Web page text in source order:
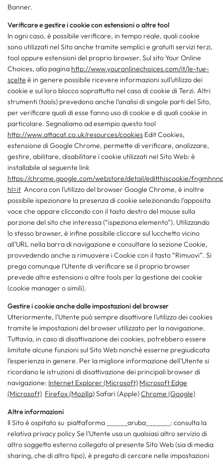
Banner.
Verificare e gestire i cookie con estensioni o altre tool
In ogni caso, è possibile verificare, in tempo reale, quali cookie
sono utilizzati nel Sito anche tramite semplici e gratuiti servizi terzi,
tool oppure estensioni del proprio browser. Sul sito Your Online
Choices, alla pagina http://www.youronlinechoices.com/it/le-tue-
scelte è in genere possibile ricevere informazioni sull’utilizzo dei
cookie e sul loro blocco soprattutto nel caso di cookie di Terzi. Altri
strumenti (tools) prevedono anche l’analisi di singole parti del Sito,
per verificare quali di esse fanno uso di cookie e di quali cookie in
particolare. Segnaliamo ad esempio questo tool
http://www.attacat.co.uk/resources/cookies Edit Cookies,
estensione di Google Chrome, permette di verificare, analizzare,
gestire, abilitare, disabilitare i cookie utilizzati nel Sito Web: è
installabile al seguente link
https://chrome.google.com/webstore/detail/editthiscookie/
hl=it Ancora con l’utilizzo del browser Google Chrome, è inoltre
possibile ispezionare la presenza di cookie selezionando l’apposita
voce che appare cliccando con il tasto destro del mouse sulla
porzione del sito che interessa (“ispeziona elemento”). Utilizzando
lo stesso browser, è infine possibile cliccare sul lucchetto vicino
all’URL nella barra di navigazione e consultare la sezione Cookie,
provvedendo anche a rimuovere i Cookie con il tasto “Rimuovi”. Si
prega comunque l’Utente di verificare se il proprio browser
prevede altre estensioni o altre tools per la gestione dei cookie
(cookie manager o simili).
Gestire i cookie anche dalle impostazioni del browser
Ulteriormente, l’Utente può sempre disattivare l’utilizzo dei cookies
tramite le impostazioni del browser utilizzato per la navigazione.
Tuttavia, in caso di disattivazione dei cookies, potrebbero essere
limitate alcune funzioni sul Sito Web nonché esserne pregiudicata
l’esperienza in genere. Per la migliore informazione dell’Utente si
ricordano le istruzioni di disattivazione dei principali browser di
navigazione: Internet Explorer (Microsoft) Microsoft Edge
(Microsoft) Firefox (Mozilla)Safari (Apple)Chrome (Google)
Altre informazioni
​Il Sito è ospitato su piattaforma ______aruba_______: consulta la
relativa privacy policy Se l’Utente usa un qualsiasi altro servizio di
altro soggetto esterno collegato al presente Sito Web (sia di media
sharing, che di altro tipo), è pregato di cercare nelle impostazioni